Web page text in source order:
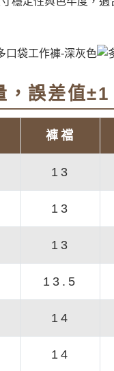
，誤差值±1
褲襠
13
13
13
13.5
14
14